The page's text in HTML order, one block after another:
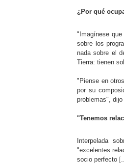
¿Por qué
"Imagínese
sobre los
nada sobre el
Tierra: tienen
"Piense en
por su
problemas",
"Tenemos
Interpelada
"excelentes
socio perfecto